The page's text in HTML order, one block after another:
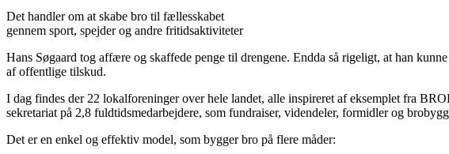
Det handler om at skabe bro til fællesskabet
gennem sport, spejder og andre fritidsaktiviteter
Hans Søgaard tog affære og skaffede penge til drengene. Endda så rigeligt, at han
af offentlige tilskud.
I dag findes der 22 lokalforeninger over hele landet, alle inspireret af eksemplet fra
sekretariat på 2,8 fuldtidsmedarbejdere, som fundraiser, videndeler, formidler og
Det er en enkel og effektiv model, som bygger bro på flere måder: